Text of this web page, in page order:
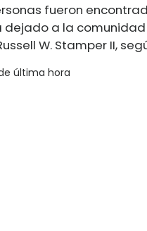
fueron
dejado a la
W. Stamper II,
última hora